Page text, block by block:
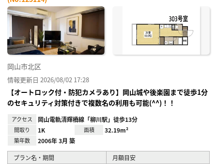
に入
岡山市北区
情報更新日 2026/08/02 17:28
【オートロック付・防犯カメラあり】岡山城や後楽園まで徒歩1分
のセキュリティ対策付きで複数名の利用も可能(^^)！！
アクセス 岡山電軌清輝橋線「柳川駅」徒歩13分
間取り 1K 面積 32.19m²
築年数 2006年 3月 築
プラン名・期間 月額目安